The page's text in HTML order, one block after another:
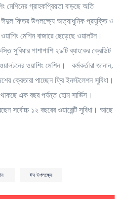
মেশিনের গ্রাহকপ্রিয়তা বাড়ছে অতি
ফিতর উপলক্ষ্যে অত্যাধুনিক প্রযুক্তি ও
মেশিন বাজারে ছেড়েছে ওয়ালটন।
সুবিধার পাশাপাশি ২৯টি ব্যাংকের ক্রেডিট
ওয়াশিং মেশিন। কর্মকর্তারা জানান,
ক্রেতারা পাচ্ছেন ফ্রি ইনস্টলেশন সুবিধা।
এক বছর পর্যন্ত হোম সার্ভিস।
সর্বোচ্চ ১২ বছরের ওয়ারেন্টি সুবিধা। আছে
ঈদ উপলক্ষ্যে